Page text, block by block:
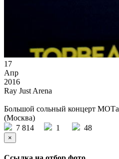
17
Апр
2016
Ray Just Arena
Большой сольный концерт МОТа
(Москва)
7 814
1 48
×